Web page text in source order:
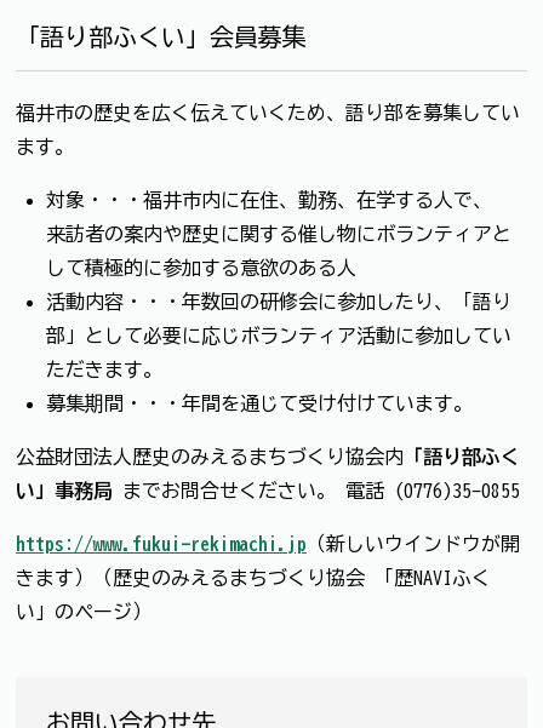
「語り部ふくい」会員募集
福井市の歴史を広く伝えていくため、語り部を募集してい
ます。
対象・・・福井市内に在住、勤務、在学する人で、
来訪者の案内や歴史に関する催し物にボランティアと
して積極的に参加する意欲のある人
活動内容・・・年数回の研修会に参加したり、「語り
部」として必要に応じボランティア活動に参加してい
ただきます。
募集期間・・・年間を通じて受け付けています。
公益財団法人歴史のみえるまちづくり協会内 「語り部ふく
い」事務局
までお問合せください。 電話 (0776)35-0855
https://www.fukui-rekimachi.jp （新しいウインドウが開
きます）（歴史のみえるまちづくり協会 「歴NAVIふく
い」のページ）
お問い合わせ先